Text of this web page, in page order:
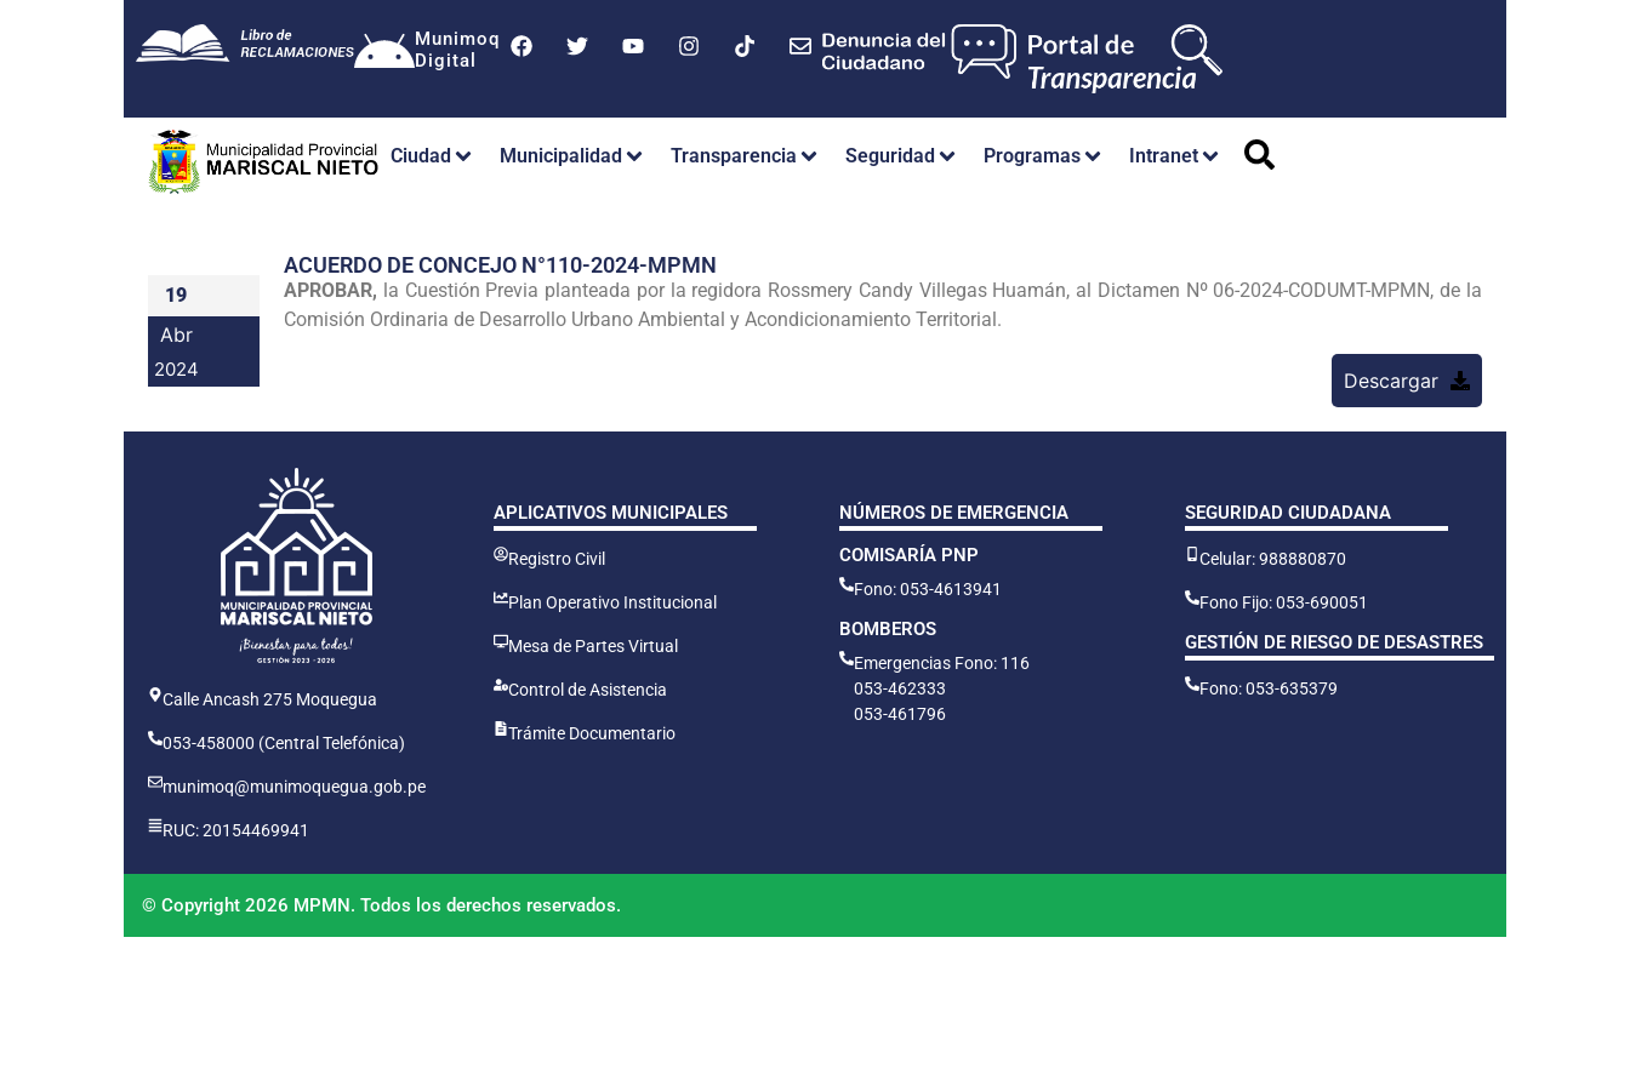
Munimoq
Digital
Ciudad Municipalidad Transparencia Seguridad Programas Intranet
19
Abr
2024
ACUERDO DE CONCEJO N°110-2024-MPMN
APROBAR, la Cuestión Previa planteada por la regidora Rossmery Candy Villegas Huamán, al Dictamen Nº 06-2024-CODUMT-MPMN, de la
Comisión Ordinaria de Desarrollo Urbano Ambiental y Acondicionamiento Territorial.
Descargar
Calle Ancash 275 Moquegua
053-458000 (Central Telefónica)
munimoq@munimoquegua.gob.pe
RUC: 20154469941
APLICATIVOS MUNICIPALES
Registro Civil
Plan Operativo Institucional
Mesa de Partes Virtual
Control de Asistencia
Trámite Documentario
NÚMEROS DE EMERGENCIA
COMISARÍA PNP
Fono: 053-4613941
BOMBEROS
Emergencias Fono: 116
053-462333
053-461796
SEGURIDAD CIUDADANA
Celular: 988880870
Fono Fijo: 053-690051
GESTIÓN DE RIESGO DE DESASTRES
Fono: 053-635379
© Copyright 2026 MPMN. Todos los derechos reservados.